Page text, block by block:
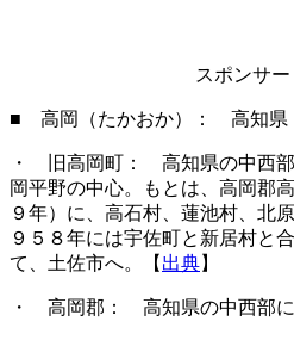
スポンサ
■ 高岡（たかおか）： 高知県
・ 旧高岡町： 高知県の中西
岡平野の中心。もとは、高岡郡
９年）に、高石村、蓮池村、北
９５８年には宇佐町と新居村と
て、土佐市へ。【 出典】
・ 高岡郡： 高知県の中西